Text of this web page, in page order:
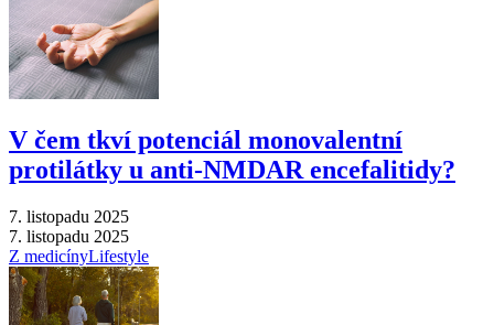
V čem tkví potenciál monovalentní
protilátky u anti-NMDAR encefalitidy?
7. listopadu 2025
7. listopadu 2025
Z medicínyLifestyle